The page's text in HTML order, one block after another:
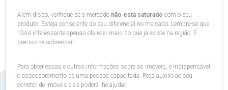
Além disso, verifique se o mercado não está saturado com o seu
produto. Esteja consciente do seu diferencial no mercado. Lembre-se que
não é interessante apenas oferecer mais do que já existe na região. É
preciso se sobressair.
Para obter essas e outras informações sobre os imóveis, é indispensável
o assessoramento de uma pessoa capacitada. Peça auxílio ao seu
corretor de imóveis e ele poderá lhe ajudar.